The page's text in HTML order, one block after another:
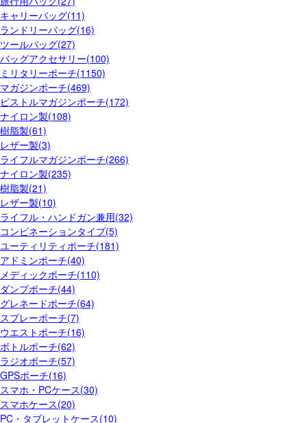
キャリーバッグ(11)
ランドリーバッグ(16)
ツールバッグ(27)
バッグアクセサリー(100)
ミリタリーポーチ(1150)
マガジンポーチ(469)
ピストルマガジンポーチ(172)
ナイロン製(108)
樹脂製(61)
レザー製(3)
ライフルマガジンポーチ(266)
ナイロン製(235)
樹脂製(21)
レザー製(10)
ライフル・ハンドガン兼用(32)
コンビネーションタイプ(5)
ユーティリティポーチ(181)
アドミンポーチ(40)
メディックポーチ(110)
ダンプポーチ(44)
グレネードポーチ(64)
スプレーポーチ(7)
ウエストポーチ(16)
ボトルポーチ(62)
ラジオポーチ(57)
GPSポーチ(16)
スマホ・PCケース(30)
スマホケース(20)
PC・タブレットケース(10)